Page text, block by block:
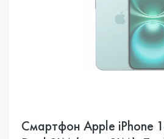
Смартфон Apple iPhone